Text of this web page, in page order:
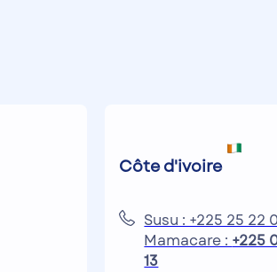
Côte d'ivoire
Susu : +225 25 22
Mamacare : +225
13